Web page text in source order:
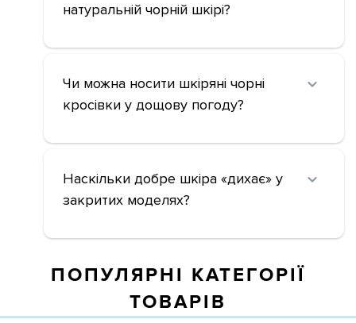
натуральній чорній шкірі?
Чи можна носити шкіряні чорні
кросівки у дощову погоду?
Наскільки добре шкіра «дихає» у
закритих моделях?
ПОПУЛЯРНІ КАТЕГОРІЇ
ТОВАРІВ